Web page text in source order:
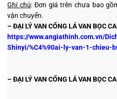
Ghi chú: Đơn giá trên chưa bao
vận chuyển.
– ĐẠI LÝ VAN CỔNG LÁ VAN BỌC
https://www.angiathinh.com.vn/
Shinyi/%C4%90ai-ly-van-1-chieu-
– ĐẠI LÝ VAN CỔNG LÁ VAN BỌC